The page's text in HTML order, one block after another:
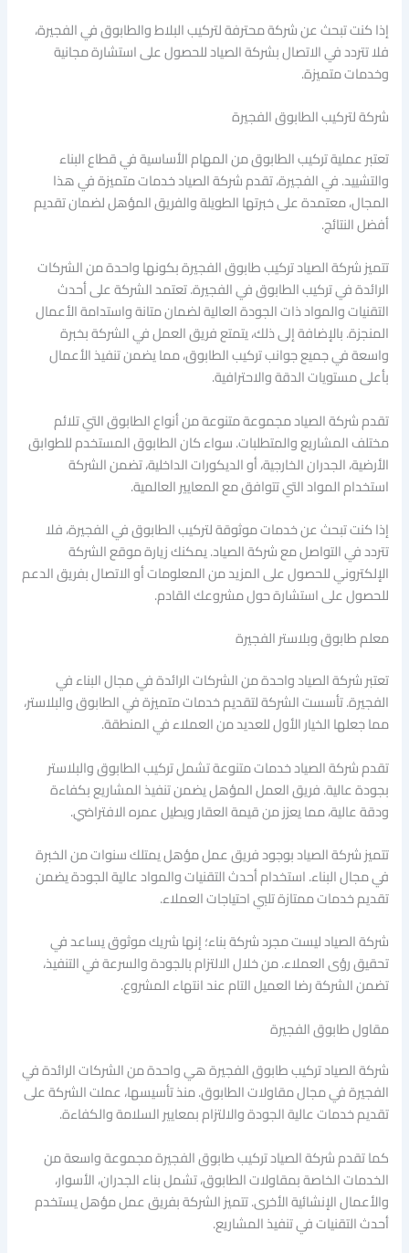
إذا كنت تبحث عن شركة محترفة لتركيب البلاط والطابوق في الفجيرة،
فلا تتردد في الاتصال بشركة الصياد للحصول على استشارة مجانية
وخدمات متميزة.
شركة لتركيب الطابوق الفجيرة
تعتبر عملية تركيب الطابوق من المهام الأساسية في قطاع البناء
والتشييد. في الفجيرة، تقدم شركة الصياد خدمات متميزة في هذا
المجال، معتمدة على خبرتها الطويلة والفريق المؤهل لضمان تقديم
أفضل النتائج.
تتميز شركة الصياد تركيب طابوق الفجيرة بكونها واحدة من الشركات
الرائدة في تركيب الطابوق في الفجيرة. تعتمد الشركة على أحدث
التقنيات والمواد ذات الجودة العالية لضمان متانة واستدامة الأعمال
المنجزة. بالإضافة إلى ذلك، يتمتع فريق العمل في الشركة بخبرة
واسعة في جميع جوانب تركيب الطابوق، مما يضمن تنفيذ الأعمال
بأعلى مستويات الدقة والاحترافية.
تقدم شركة الصياد مجموعة متنوعة من أنواع الطابوق التي تلائم
مختلف المشاريع والمتطلبات. سواء كان الطابوق المستخدم للطوابق
الأرضية، الجدران الخارجية، أو الديكورات الداخلية، تضمن الشركة
استخدام المواد التي تتوافق مع المعايير العالمية.
إذا كنت تبحث عن خدمات موثوقة لتركيب الطابوق في الفجيرة، فلا
تتردد في التواصل مع شركة الصياد. يمكنك زيارة موقع الشركة
الإلكتروني للحصول على المزيد من المعلومات أو الاتصال بفريق الدعم
للحصول على استشارة حول مشروعك القادم.
معلم طابوق وبلاستر الفجيرة
تعتبر شركة الصياد واحدة من الشركات الرائدة في مجال البناء في
الفجيرة. تأسست الشركة لتقديم خدمات متميزة في الطابوق والبلاستر،
مما جعلها الخيار الأول للعديد من العملاء في المنطقة.
تقدم شركة الصياد خدمات متنوعة تشمل تركيب الطابوق والبلاستر
بجودة عالية. فريق العمل المؤهل يضمن تنفيذ المشاريع بكفاءة
ودقة عالية، مما يعزز من قيمة العقار ويطيل عمره الافتراضي.
تتميز شركة الصياد بوجود فريق عمل مؤهل يمتلك سنوات من الخبرة
في مجال البناء. استخدام أحدث التقنيات والمواد عالية الجودة يضمن
تقديم خدمات ممتازة تلبي احتياجات العملاء.
شركة الصياد ليست مجرد شركة بناء؛ إنها شريك موثوق يساعد في
تحقيق رؤى العملاء. من خلال الالتزام بالجودة والسرعة في التنفيذ،
تضمن الشركة رضا العميل التام عند انتهاء المشروع.
مقاول طابوق الفجيرة
شركة الصياد تركيب طابوق الفجيرة هي واحدة من الشركات الرائدة في
الفجيرة في مجال مقاولات الطابوق. منذ تأسيسها، عملت الشركة على
تقديم خدمات عالية الجودة والالتزام بمعايير السلامة والكفاءة.
كما تقدم شركة الصياد تركيب طابوق الفجيرة مجموعة واسعة من
الخدمات الخاصة بمقاولات الطابوق، تشمل بناء الجدران، الأسوار،
والأعمال الإنشائية الأخرى. تتميز الشركة بفريق عمل مؤهل يستخدم
أحدث التقنيات في تنفيذ المشاريع.